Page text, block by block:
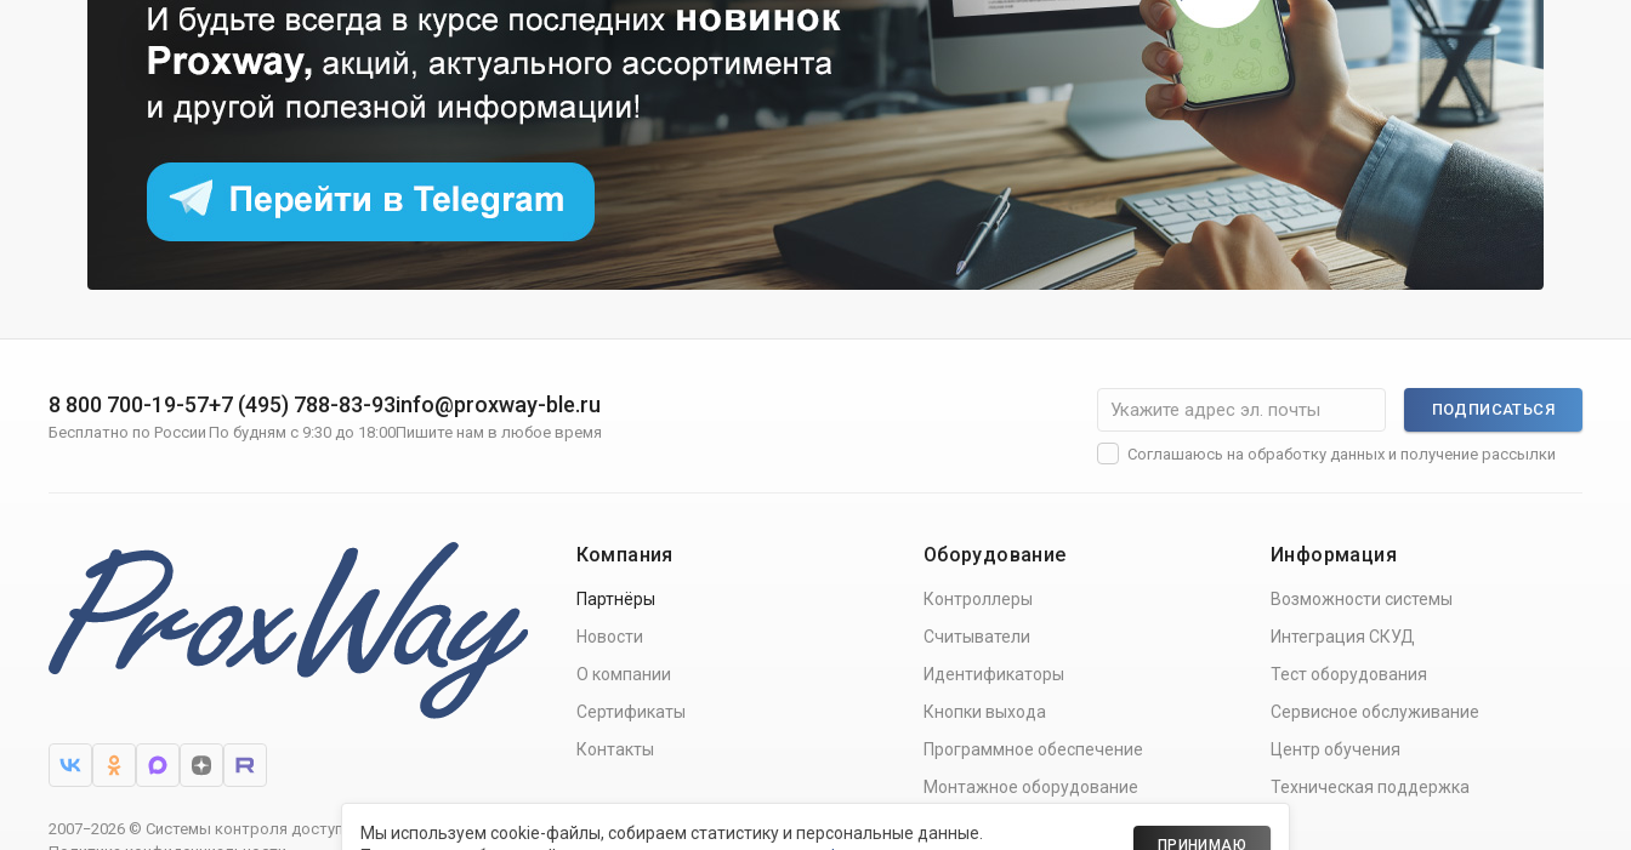
8 800 700-19-57
Бесплатно по России
+7 (495) 788-83-93
По будням с 9:30 до 18:00
info@proxway-ble.ru
Пишите нам в любое время
ПОДПИСАТЬСЯ
Соглашаюсь на обработку данных и получение рассылки
2007−2026 © Системы контроля доступа ProxWay
Компания
Партнёры
Новости
О компании
Сертификаты
Контакты
Оборудование
Контроллеры
Считыватели
Идентификаторы
Кнопки выхода
Программное обеспечение
Монтажное оборудование
Информация
Возможности системы
Интеграция СКУД
Тест оборудования
Сервисное обслуживание
Центр обучения
Техническая поддержка
Мы используем cookie-файлы, собираем статистику и персональные данные.
ПРИНИМАЮ